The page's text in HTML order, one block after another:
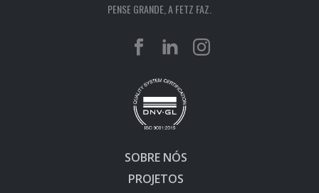
PENSE GRANDE, A FETZ FAZ.
SOBRE NÓS
PROJETOS